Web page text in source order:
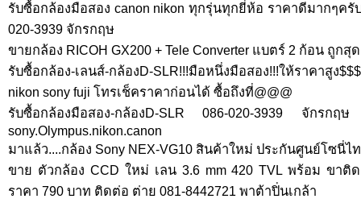
รับซื้อกล้องมือสอง canon nikon ทุกรุ่นทุกยี่ห้อ ราคาดีมากๆครั
020-3939 จักรกฤษ
ขายกล้อง RICOH GX200 + Tele Converter แบตร์ 2 ก้อน ถูกสุ
รับซื้อกล้อง-เลนส์-กล้องD-SLR!!!มือหนึ่งมือสอง!!!ให้ราคาสูง
nikon sony fuji โทรเช็คราคาก่อนได้ ซื้อถึงที่@@@
รับซื้อกล้องมือสอง-กล้องD-SLR 086-020-3939 จักรกฤ
sony.Olympus.nikon.canon
มาแล้ว....กล้อง Sony NEX-VG10 สินค้าใหม่ ประกันศูนย์โซนี่ไ
ขาย ตัวกล้อง CCD ใหม่ เลน 3.6 mm 420 TVL พร้อม ขาติ
ราคา 790 บาท ติดต่อ ต่าย 081-8442721 พาต้าปิ่นเกล้า